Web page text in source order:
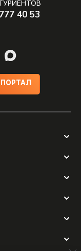
40 53